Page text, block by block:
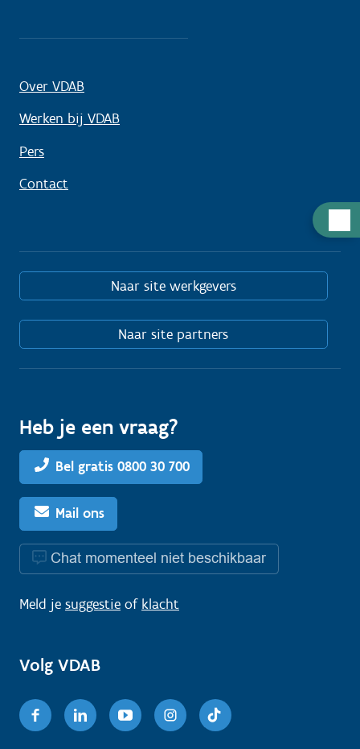
Over VDAB
Werken bij VDAB
Pers
Contact
Naar site werkgevers
Naar site partners
Heb je een vraag?
Bel gratis 0800 30 700
Mail ons
Chat momenteel niet beschikbaar
Meld je suggestie of klacht
Volg VDAB
FacebookLinkedinYoutubeInstagram